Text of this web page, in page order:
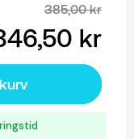
385,00 kr
kr